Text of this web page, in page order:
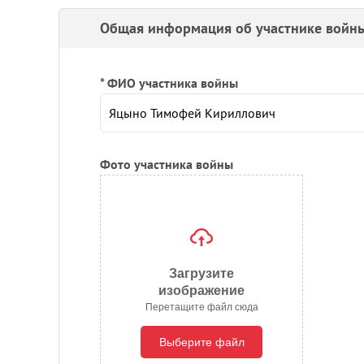
Общая информация об участнике
* ФИО участника войны
Фото участника войны
Загрузите
изображение
Перетащите файл сюда